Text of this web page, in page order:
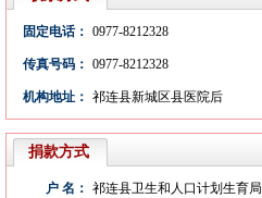
固定电话： 0977-8212328
传真号码： 0977-8212328
机构地址： 祁连县新城区县医院后
捐款方式
户 名： 祁连县卫生和人口计划生育局